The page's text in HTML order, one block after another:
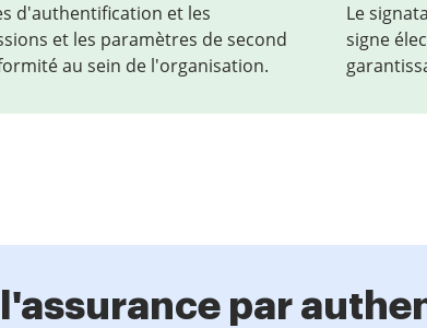
d'authentification et les
et les paramètres de second
au sein de l'organisation.
Le
signe
par